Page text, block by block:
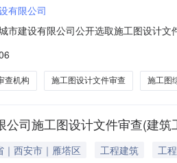
有限公司
市建设有限公司公开选取施工图设计
司预算金额（元）：756648.38资金
查机构 施工图设计文件审查 施工图
公司施工图设计文件审查(建
｜西安市｜雁塔区 工程建筑
工程